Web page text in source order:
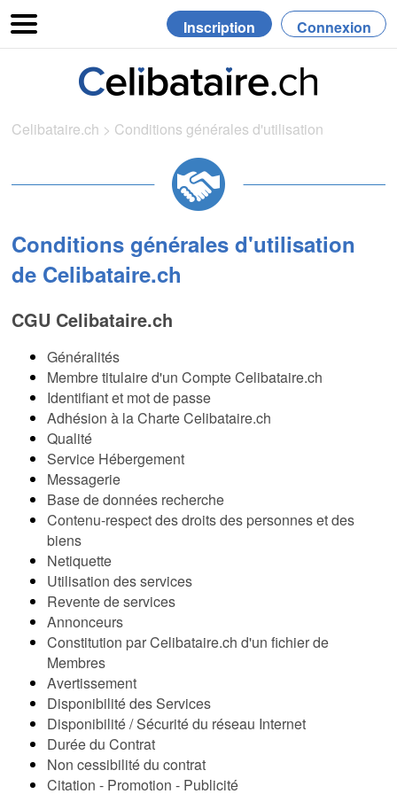
Inscription Connexion
Celibataire.ch > Conditions générales d'utilisation
Conditions générales d'utilisation
de Celibataire.ch
CGU Celibataire.ch
Généralités
Membre titulaire d'un Compte Celibataire.ch
Identifiant et mot de passe
Adhésion à la Charte Celibataire.ch
Qualité
Service Hébergement
Messagerie
Base de données recherche
Contenu-respect des droits des personnes et des
biens
Netiquette
Utilisation des services
Revente de services
Annonceurs
Constitution par Celibataire.ch d'un fichier de
Membres
Avertissement
Disponibilité des Services
Disponibilité / Sécurité du réseau Internet
Durée du Contrat
Non cessibilité du contrat
Citation - Promotion - Publicité